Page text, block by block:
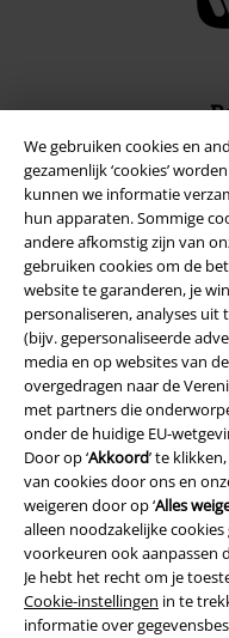
We gebruiken cookies en
gezamenlijk ‘cookies’
kunnen we informatie
hun apparaten. Sommige
andere afkomstig zijn van
gebruiken cookies om de
website te garanderen, je
personaliseren, analyses
(bijv. gepersonaliseerde
media en op websites van
overgedragen naar de
met partners die
onder de huidige EU-
Door op ‘Akkoord’ te
van cookies door ons en
weigeren door op ‘Alles
alleen noodzakelijke
voorkeuren ook aanpassen
Je hebt het recht om je
Cookie-instellingen in te
informatie over
Legal
Algemene Voorwaarden
Bedrijfsgegevens
Privacyverklaring